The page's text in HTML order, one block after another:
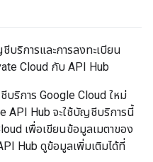
ริการและการลงทะเบียน
Cloud กับ API Hub
บริการ Google Cloud ใหม่
API Hub จะใช้บัญชีบริการนี้
เพื่อเขียนข้อมูลเมตาของ
Hub ดูข้อมูลเพิ่มเติมได้ที่